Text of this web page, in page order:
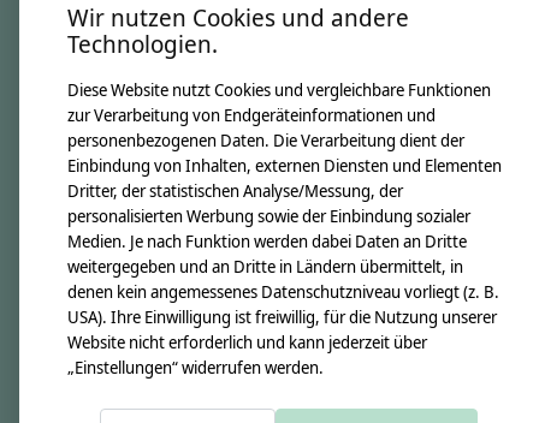
Über uns
Unsere Creppies
Nähkästchen
Unsere Stoffe
Impressum
Informationen
Kontakt
Versandkosten & Rücksendungen
Zahlungsarten
Wir nutzen Cookies und andere
Technologien.
Diese Website nutzt Cookies und vergleichbare Funktionen
zur Verarbeitung von Endgeräteinformationen und
personenbezogenen Daten. Die Verarbeitung dient der
Einbindung von Inhalten, externen Diensten und Elementen
Dritter, der statistischen Analyse/Messung, der
personalisierten Werbung sowie der Einbindung sozialer
Medien. Je nach Funktion werden dabei Daten an Dritte
weitergegeben und an Dritte in Ländern übermittelt, in
denen kein angemessenes Datenschutzniveau vorliegt (z. B.
USA). Ihre Einwilligung ist freiwillig, für die Nutzung unserer
Website nicht erforderlich und kann jederzeit über
„Einstellungen“ widerrufen werden.